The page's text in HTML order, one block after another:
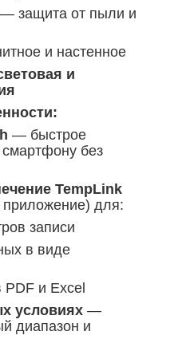
защита от пыли и
и настенное
и
— быстрое
без
TempLink
для:
записи
в виде
PDF и Excel
условиях —
диапазон и